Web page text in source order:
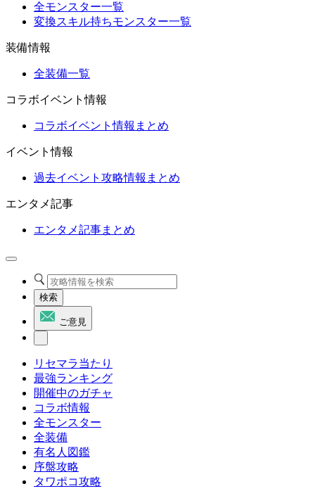
全モンスター一覧
変換スキル持ちモンスター一覧
装備情報
全装備一覧
コラボイベント情報
コラボイベント情報まとめ
イベント情報
過去イベント攻略情報まとめ
エンタメ記事
エンタメ記事まとめ
検索
ご意見
リセマラ当たり
最強ランキング
開催中のガチャ
コラボ情報
全モンスター
全装備
有名人図鑑
序盤攻略
タワポコ攻略